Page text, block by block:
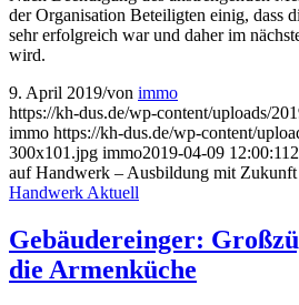
der Organisation Beteiligten einig, dass
sehr erfolgreich war und daher im
wird.
9. April 2019/von immo
https://kh-dus.de/wp-content/uploads/
immo https://kh-dus.de/wp-content/
300x101.jpg immo2019-04-09 12:00:11
auf Handwerk – Ausbildung mit
Handwerk Aktuell
Gebäudereinger:
die Armenküche